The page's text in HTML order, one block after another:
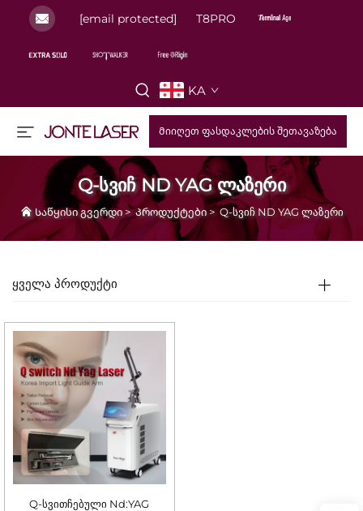
[email protected] T8PRO
KA
Მიიღეთ ფასდაკლების შეთავაზება
Q-სვიჩ ND YAG ლაზერი
Საწყისი გვერდი>Პროდუქტები> Q-სვიჩ ND YAG ლაზერი
ᲧᲕᲔᲚᲐ ᲞᲠᲝᲓᲣᲥᲢᲘ
Q-სვითჩებული Nd:YAG